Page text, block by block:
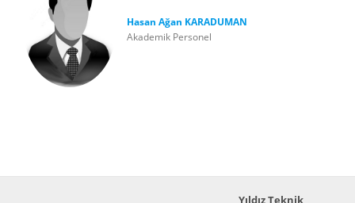
Hasan Ağan KARADUMAN
Akademik Personel
Yıldız Teknik